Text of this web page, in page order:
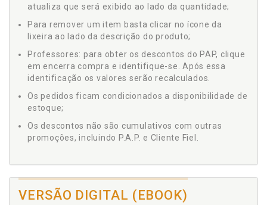
atualiza que será exibido ao lado da quantidade;
Para remover um item basta clicar no ícone da
lixeira ao lado da descrição do produto;
Professores: para obter os descontos do PAP, clique
em encerra compra e identifique-se. Após essa
identificação os valores serão recalculados.
Os pedidos ficam condicionados a disponibilidade de
estoque;
Os descontos não são cumulativos com outras
promoções, incluindo P.A.P. e Cliente Fiel.
VERSÃO DIGITAL (EBOOK)